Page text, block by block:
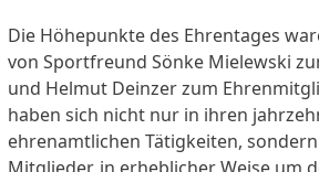
Die Höhepunkte des Ehrentages
von Sportfreund Sönke Mielewski
und Helmut Deinzer zum
haben sich nicht nur in ihren
ehrenamtlichen Tätigkeiten,